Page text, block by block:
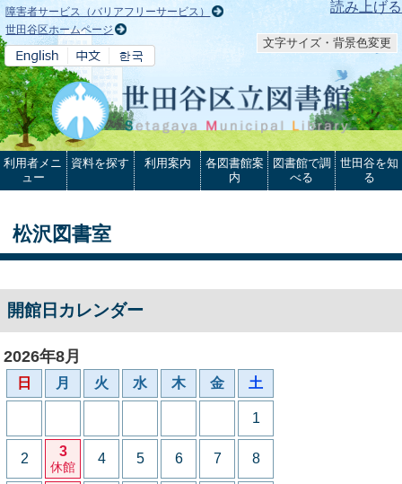
本文へ 読み上げる
障害者サービス（バリアフリーサービス）
世田谷区ホームページ
文字サイズ・背景色変更
利用者メニ
ュー
資料を探す 利用案内
各図書館案
内
図書館で調
べる
世田谷を知
る
松沢図書室
開館日カレンダー
2026年8月
日 月 火 水 木 金 土
1
2 3
休館
4 5 6 7 8